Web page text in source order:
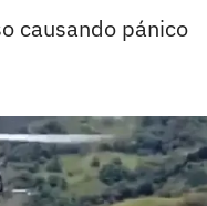
causando pánico